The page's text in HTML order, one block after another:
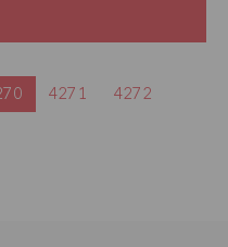
4271 4272